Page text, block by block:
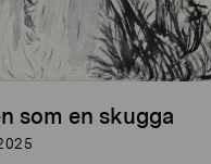
som en skugga